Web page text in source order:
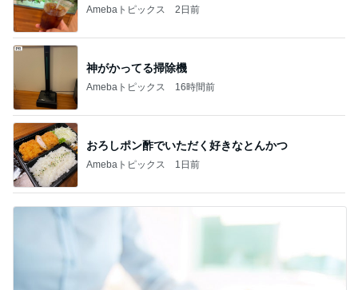
Amebaトピックス 2日前
神がかってる掃除機
Amebaトピックス 16時間前
おろしポン酢でいただく好きなとんかつ
Amebaトピックス 1日前